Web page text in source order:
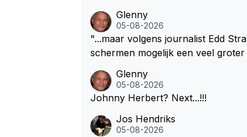
Glenny
05-08-2026
"...maar volgens journalist Edd
schermen mogelijk een veel groter
Glenny
05-08-2026
Johnny Herbert? Next...!!!
Jos Hendriks
05-08-2026